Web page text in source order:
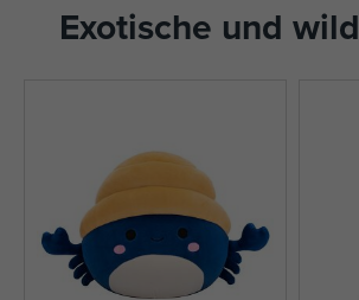
Exotische und